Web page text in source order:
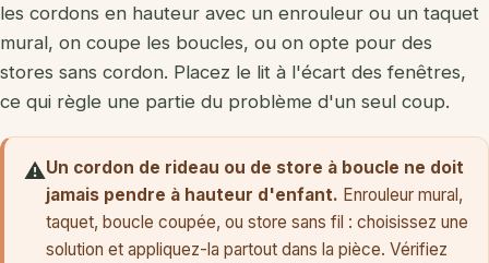
les cordons en hauteur avec un enrouleur ou un taquet
mural, on coupe les boucles, ou on opte pour des
stores sans cordon. Placez le lit à l'écart des fenêtres,
ce qui règle une partie du problème d'un seul coup.
⚠️Un cordon de rideau ou de store à boucle ne doit
jamais pendre à hauteur d'enfant. Enrouleur mural,
taquet, boucle coupée, ou store sans fil : choisissez une
solution et appliquez-la partout dans la pièce. Vérifiez